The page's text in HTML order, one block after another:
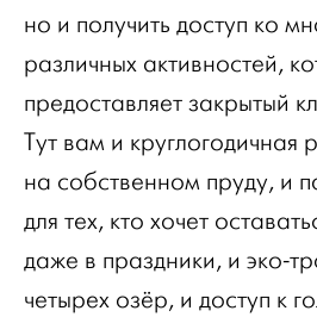
но и получить доступ ко
различных активностей,
предоставляет закрытый
Тут вам и круглогодичная
на собственном пруду, и
для тех, кто хочет
даже в праздники, и эко-
четырех озёр, и доступ к